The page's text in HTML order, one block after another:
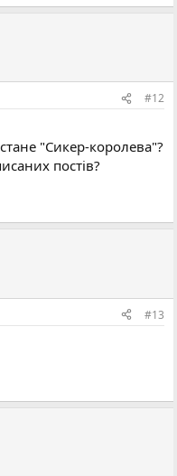
#12
"Сикер-королева"?
постів?
#13